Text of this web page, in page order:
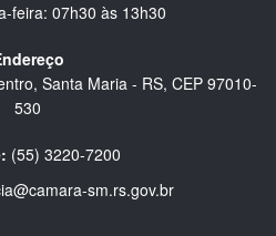
feira: 07h30 às 13h30
Santa Maria - RS, CEP 97010-
530
(55) 3220-7200
sm.rs.gov.br